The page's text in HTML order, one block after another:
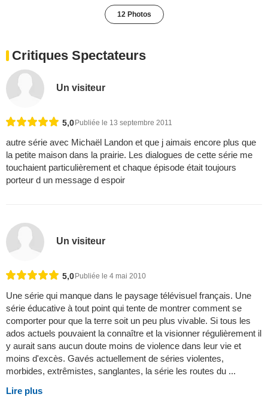
12 Photos
Critiques Spectateurs
Un visiteur
5,0 Publiée le 13 septembre 2011
autre série avec Michaël Landon et que j aimais encore plus que
la petite maison dans la prairie. Les dialogues de cette série me
touchaient particulièrement et chaque épisode était toujours
porteur d un message d espoir
Un visiteur
5,0 Publiée le 4 mai 2010
Une série qui manque dans le paysage télévisuel français. Une
série éducative à tout point qui tente de montrer comment se
comporter pour que la terre soit un peu plus vivable. Si tous les
ados actuels pouvaient la connaître et la visionner régulièrement il
y aurait sans aucun doute moins de violence dans leur vie et
moins d'excès. Gavés actuellement de séries violentes,
morbides, extrêmistes, sanglantes, la série les routes du ...
Lire plus